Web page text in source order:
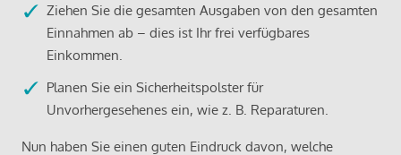
Ziehen Sie die gesamten Ausgaben von den gesamten
Einnahmen ab – dies ist Ihr frei verfügbares
Einkommen.
Planen Sie ein Sicherheitspolster für
Unvorhergesehenes ein, wie z. B. Reparaturen.
Nun haben Sie einen guten Eindruck davon, welche